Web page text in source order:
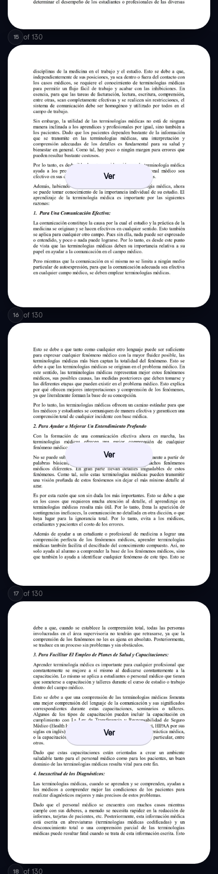
15 of 130
Ver
16 of 130
Ver
17 of 130
Ver
18 of 130